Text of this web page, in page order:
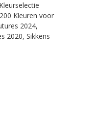
Kleuren voor
2024,
2020, Sikkens